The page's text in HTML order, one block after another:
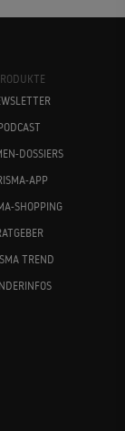
DOSSIERS
APP
SHOPPING
TREND